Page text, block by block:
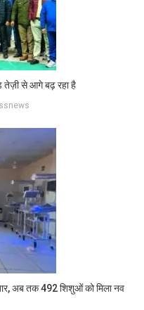
तेज़ी से आगे बढ़ रहा है
अब तक 492 शिशुओं को मिला नव